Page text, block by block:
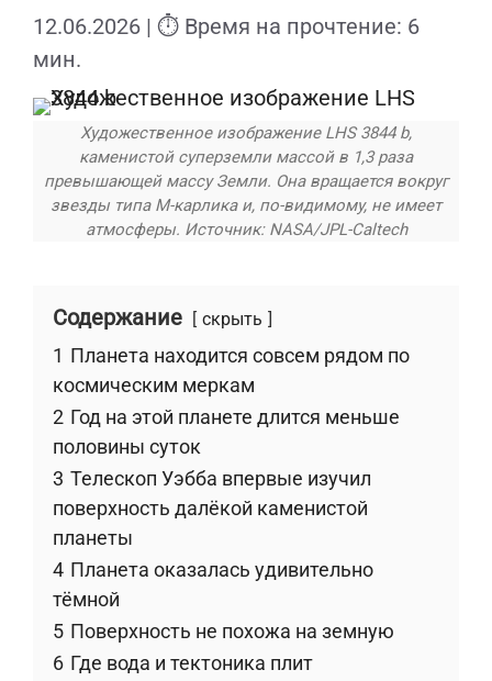
12.06.2026 | ⏱ Время на прочтение: 6
мин.
Художественное изображение LHS 3844 b,
каменистой суперземли массой в 1,3 раза
превышающей массу Земли. Она вращается вокруг
звезды типа M-карлика и, по-видимому, не имеет
атмосферы. Источник: NASA/JPL-Caltech
Содержание скрыть
1 Планета находится совсем рядом по
космическим меркам
2 Год на этой планете длится меньше
половины суток
3 Телескоп Уэбба впервые изучил
поверхность далёкой каменистой
планеты
4 Планета оказалась удивительно
тёмной
5 Поверхность не похожа на земную
6 Где вода и тектоника плит